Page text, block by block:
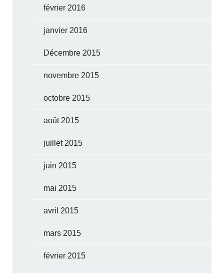
février 2016
janvier 2016
Décembre 2015
novembre 2015
octobre 2015
août 2015
juillet 2015
juin 2015
mai 2015
avril 2015
mars 2015
février 2015